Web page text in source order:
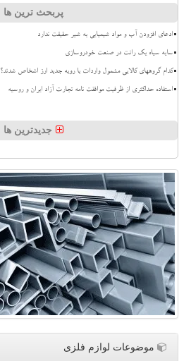
پربحث ترین ها
ادعای افزودن آب و مواد شیمیایی به شیر حقیقت ندارد
سایه سیاه یک رانت در صنعت خودروسازی
کدام گروههای کالایی مشمول واردات با رویه جدید ارز اشخاص شدند؟
استفاده حداکثری از ظرفیت موافقت نامه تجارت آزاد ایران و روسیه
جدیدترین ها
موضوعات لوازم فلزی